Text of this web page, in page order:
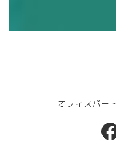
オフィスパー